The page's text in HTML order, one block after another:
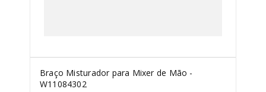
Braço Misturador para Mixer de Mão -
W11084302